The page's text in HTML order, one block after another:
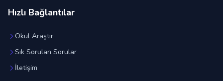
Hızlı Bağlantılar
Okul Araştır
Sık Sorulan Sorular
İletişim